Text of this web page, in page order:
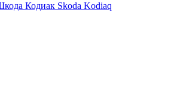
Skoda Kodiaq